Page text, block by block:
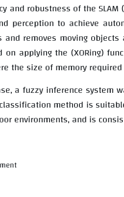
and robustness of the SLAM (
perception to achieve
removes moving
applying the (XORing)
the size of memory
a fuzzy inference system
method is
environments, and is